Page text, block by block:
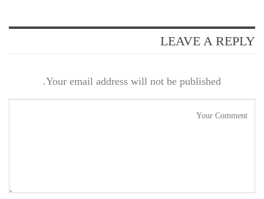
LEAVE A REPLY
Your email address will not be published.